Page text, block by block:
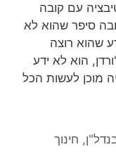
עם קובה
סיפר שהוא לא
שהוא רוצה
הוא לא ידע
מוכן לעשות הכל
, חינוך